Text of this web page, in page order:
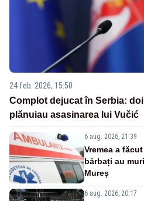
24 feb. 2026, 15:50
Complot dejucat în Serbia:
plănuiau asasinarea lui Vučić
6 aug. 2026, 21:39
Vremea a
bărbați au
Mureș
6 aug. 2026, 20:17